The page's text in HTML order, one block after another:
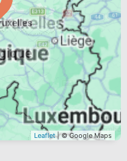
Leaflet| © Google Maps